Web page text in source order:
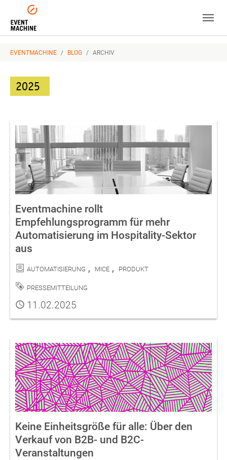
Skip to main navigation
Zum Hauptinhalt springen
Skip to page footer
EVENTMACHINE BLOG ARCHIV
2025
Eventmachine rollt
Empfehlungsprogramm für mehr
Automatisierung im Hospitality-Sektor
aus
Kategorien
Automatisierung MICE
Produkt
Schlagwort
Pressemitteilung
Publiziert
11.02.2025
Keine Einheitsgröße für alle: Über den
Verkauf von B2B- und B2C-
Veranstaltungen